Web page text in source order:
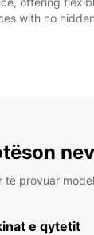
with no
të provuar
e qytetit